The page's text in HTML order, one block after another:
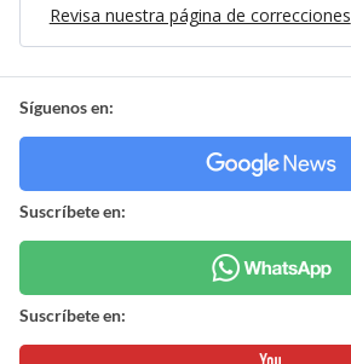
Revisa nuestra página de correcciones
Síguenos en:
Suscríbete en:
Suscríbete en: